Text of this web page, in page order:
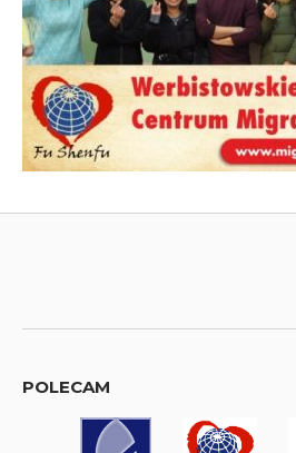
POLECAM